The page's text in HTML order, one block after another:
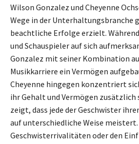
Wilson Gonzalez und Cheyenne
Wege in der Unterhaltungsbranche
beachtliche Erfolge erzielt.
und Schauspieler auf sich
Gonzalez mit seiner Kombination
Musikkarriere ein Vermögen
Cheyenne hingegen konzentriert
ihr Gehalt und Vermögen zusätzlich
zeigt, dass jede der Geschwister
auf unterschiedliche Weise
Geschwisterrivalitäten oder den